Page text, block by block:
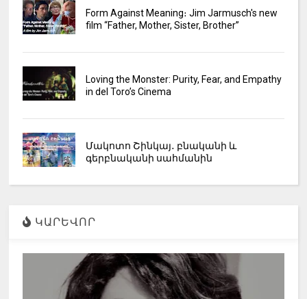
Form Against Meaning։ Jim Jarmusch's new
film “Father, Mother, Sister, Brother”
Loving the Monster: Purity, Fear, and Empathy
in del Toro’s Cinema
Մակոտո Շինկայ․ բնականի և
գերբնականի սահմանին
ԿԱՐԵՎՈՐ